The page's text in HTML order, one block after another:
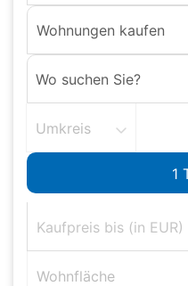
Wohnungen kaufen
Umkreis
Wohnfläche